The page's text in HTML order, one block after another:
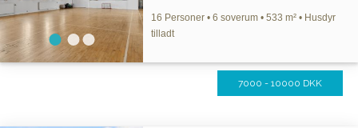
16 Personer • 6 soverum • 533 m² • Husdyr
tilladt
7000 - 10000 DKK